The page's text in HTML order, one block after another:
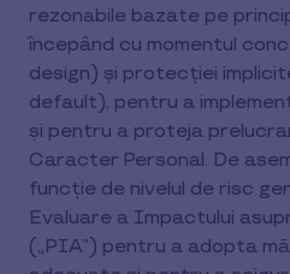
rezonabile bazate pe
începând cu momentul
design) și protecției
default), pentru a
și pentru a proteja
Caracter Personal. De
funcție de nivelul de risc
Evaluare a Impactului
(„PIA”) pentru a adopta